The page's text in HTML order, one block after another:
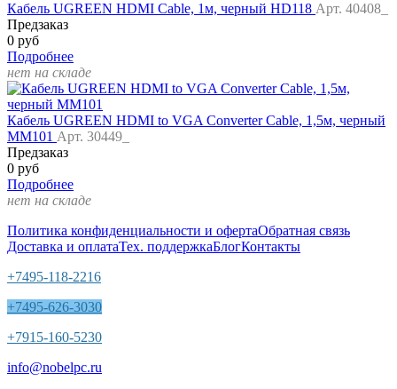
Кабель UGREEN HDMI Cable, 1м, черный HD118 Арт. 40408_
Предзаказ
0 руб
Подробнее
нет на складе
Кабель UGREEN HDMI to VGA Converter Cable, 1,5м, черный
MM101 Арт. 30449_
Предзаказ
0 руб
Подробнее
нет на складе
Политика конфиденциальности и офертаОбратная связь
Доставка и оплатаТех. поддержкаБлогКонтакты
+7495-118-2216
+7495-626-3030
+7915-160-5230
info@nobelpc.ru